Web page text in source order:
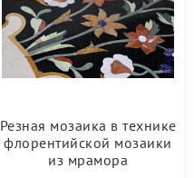
Резная мозаика в технике
флорентийской мозаики
из мрамора